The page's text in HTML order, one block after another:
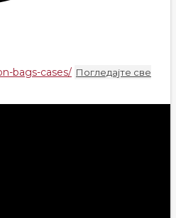
Погледајте све